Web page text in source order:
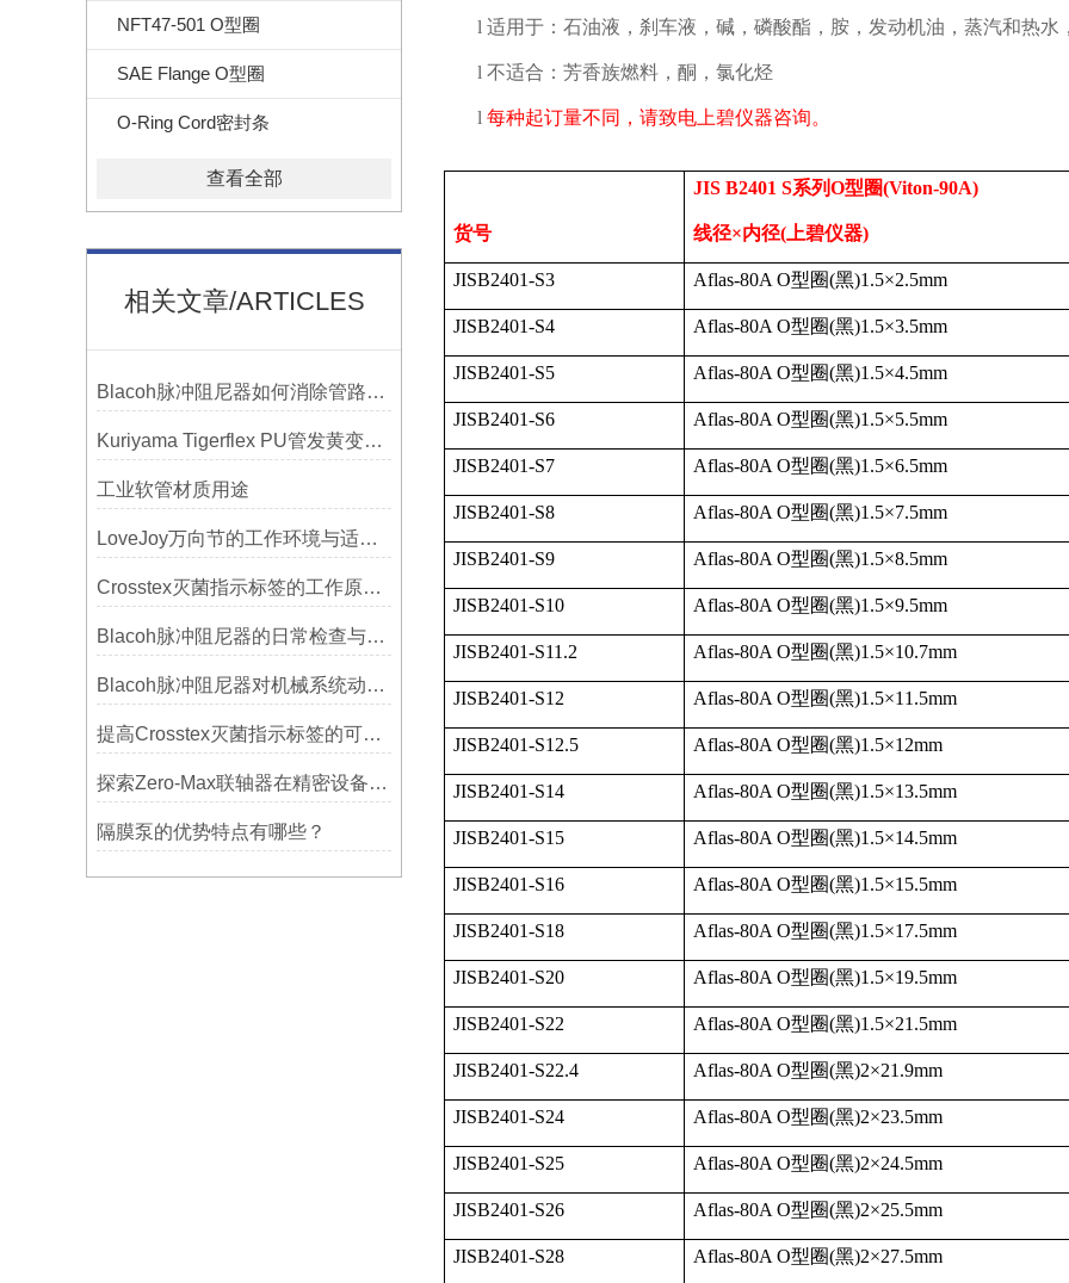
NFT47-501 O型圈
SAE Flange O型圈
O-Ring Cord密封条
查看全部
相关文章/ARTICLES
Blacoh脉冲阻尼器如何消除管路振动与噪音？
Kuriyama Tigerflex PU管发黄变硬怎么办？
工业软管材质用途
LoveJoy万向节的工作环境与适用范围
Crosstex灭菌指示标签的工作原理：变色反应机制详解
Blacoh脉冲阻尼器的日常检查与预防性维护清单
Blacoh脉冲阻尼器对机械系统动态特性的影响分析
提高Crosstex灭菌指示标签的可见性和识别度的方法
探索Zero-Max联轴器在精密设备中的优势
隔膜泵的优势特点有哪些？
l 适用于：石油液，刹车液，碱，磷酸酯，胺，发动机油，蒸汽和热水
l 不适合：芳香族燃料，酮，氯化烃
l 每种起订量不同，请致电上碧仪器咨询。
货号
JIS B2401 S系列O型圈(Viton-90A)
线径×内径( 上碧仪器)
JISB2401-S3 Aflas-80A O型圈(黑)1.5×2.5mm
JISB2401-S4 Aflas-80A O型圈(黑)1.5×3.5mm
JISB2401-S5 Aflas-80A O型圈(黑)1.5×4.5mm
JISB2401-S6 Aflas-80A O型圈(黑)1.5×5.5mm
JISB2401-S7 Aflas-80A O型圈(黑)1.5×6.5mm
JISB2401-S8 Aflas-80A O型圈(黑)1.5×7.5mm
JISB2401-S9 Aflas-80A O型圈(黑)1.5×8.5mm
JISB2401-S10 Aflas-80A O型圈(黑)1.5×9.5mm
JISB2401-S11.2 Aflas-80A O型圈(黑)1.5×10.7mm
JISB2401-S12 Aflas-80A O型圈(黑)1.5×11.5mm
JISB2401-S12.5 Aflas-80A O型圈(黑)1.5×12mm
JISB2401-S14 Aflas-80A O型圈(黑)1.5×13.5mm
JISB2401-S15 Aflas-80A O型圈(黑)1.5×14.5mm
JISB2401-S16 Aflas-80A O型圈(黑)1.5×15.5mm
JISB2401-S18 Aflas-80A O型圈(黑)1.5×17.5mm
JISB2401-S20 Aflas-80A O型圈(黑)1.5×19.5mm
JISB2401-S22 Aflas-80A O型圈(黑)1.5×21.5mm
JISB2401-S22.4 Aflas-80A O型圈(黑)2×21.9mm
JISB2401-S24 Aflas-80A O型圈(黑)2×23.5mm
JISB2401-S25 Aflas-80A O型圈(黑)2×24.5mm
JISB2401-S26 Aflas-80A O型圈(黑)2×25.5mm
JISB2401-S28 Aflas-80A O型圈(黑)2×27.5mm